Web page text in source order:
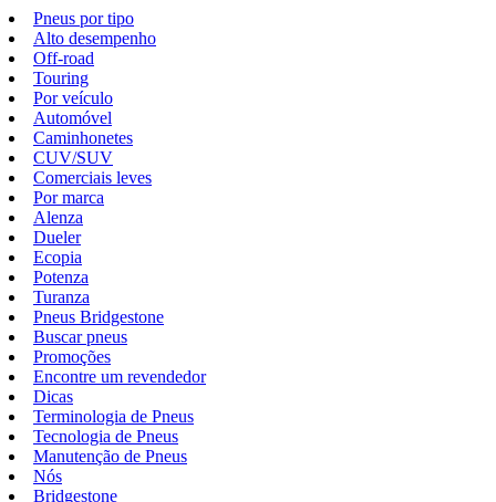
Pneus por tipo
Alto desempenho
Off-road
Touring
Por veículo
Automóvel
Caminhonetes
CUV/SUV
Comerciais leves
Por marca
Alenza
Dueler
Ecopia
Potenza
Turanza
Pneus Bridgestone
Buscar pneus
Promoções
Encontre um revendedor
Dicas
Terminologia de Pneus
Tecnologia de Pneus
Manutenção de Pneus
Nós
Bridgestone